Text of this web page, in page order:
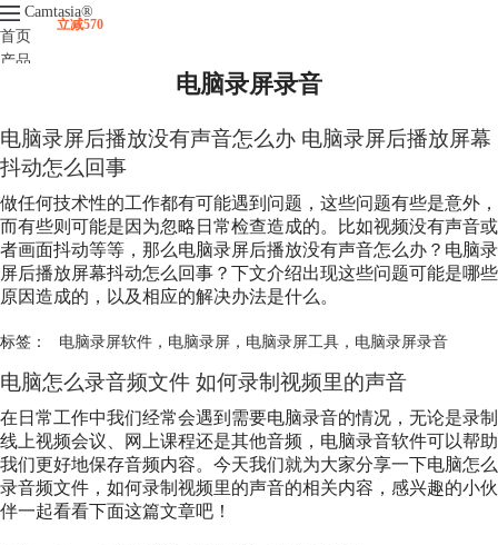
Camtasia®
首页
产品
立减570
服务支持
视频课程
电脑录屏录音
电脑录屏后播放没有声音怎么办 电脑录屏后播放屏幕
抖动怎么回事
做任何技术性的工作都有可能遇到问题，这些问题有些是意外，
而有些则可能是因为忽略日常检查造成的。比如视频没有声音或
者画面抖动等等，那么电脑录屏后播放没有声音怎么办？电脑录
屏后播放屏幕抖动怎么回事？下文介绍出现这些问题可能是哪些
原因造成的，以及相应的解决办法是什么。
标签： 电脑录屏软件， 电脑录屏， 电脑录屏工具， 电脑录屏录音
电脑怎么录音频文件 如何录制视频里的声音
在日常工作中我们经常会遇到需要电脑录音的情况，无论是录制
线上视频会议、网上课程还是其他音频，电脑录音软件可以帮助
我们更好地保存音频内容。今天我们就为大家分享一下电脑怎么
录音频文件，如何录制视频里的声音的相关内容，感兴趣的小伙
伴一起看看下面这篇文章吧！